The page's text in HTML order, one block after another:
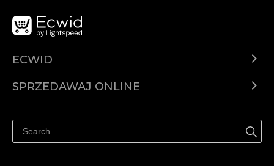
ECWID
Cena
SPRZEDAWAJ ONLINE
Sprzedawaj na Facebooku
Sprzedawaj na Instagramie